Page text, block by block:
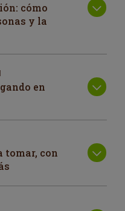
cómo
y la
en
tomar, con